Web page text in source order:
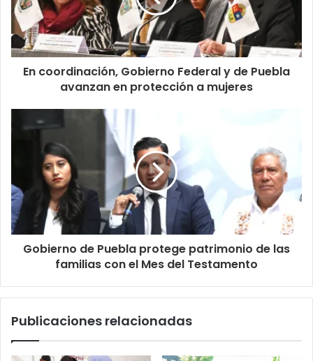
En coordinación, Gobierno Federal y de Puebla
avanzan en protección a mujeres
Gobierno de Puebla protege patrimonio de las
familias con el Mes del Testamento
Publicaciones relacionadas